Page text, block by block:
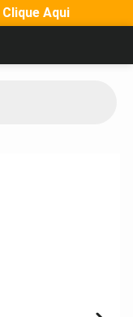
Clique Aqui